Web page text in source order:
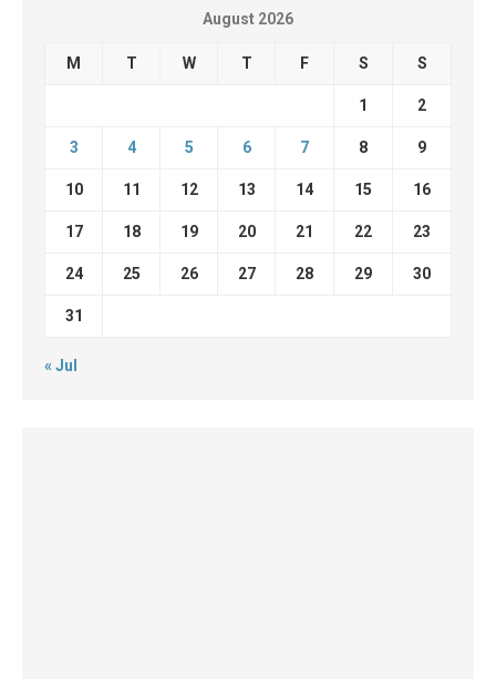
August 2026
M T W T F S S
1 2
3 4 5 6 7 8 9
10 11 12 13 14 15 16
17 18 19 20 21 22 23
24 25 26 27 28 29 30
31
« Jul